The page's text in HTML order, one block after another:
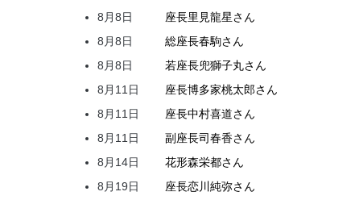
8月8日
座長里見龍星さん
8月8日
総座長春駒さん
8月8日
若座長兜獅子丸さん
8月11日
座長博多家桃太郎さん
8月11日
座長中村喜道さん
8月11日
副座長司春香さん
8月14日
花形森栄都さん
8月19日
座長恋川 純弥さん